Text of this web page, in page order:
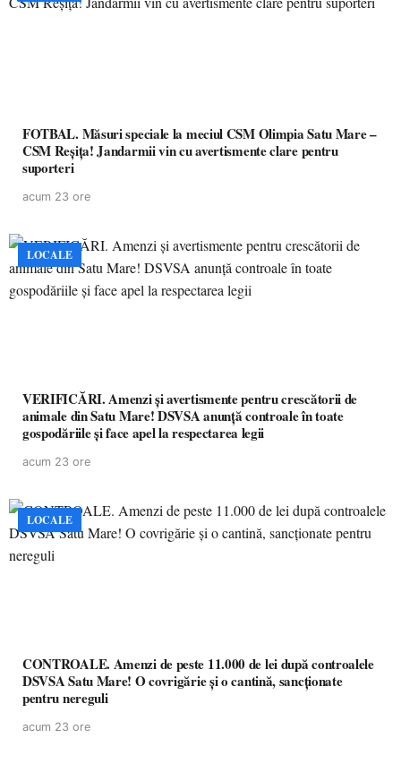
FOTBAL. Măsuri speciale la meciul CSM Olimpia Satu Mare –
CSM Reșița! Jandarmii vin cu avertismente clare pentru
suporteri
acum 23 ore
LOCALE
VERIFICĂRI. Amenzi și avertismente pentru crescătorii de
animale din Satu Mare! DSVSA anunță controale în toate
gospodăriile și face apel la respectarea legii
acum 23 ore
LOCALE
CONTROALE. Amenzi de peste 11.000 de lei după controalele
DSVSA Satu Mare! O covrigărie și o cantină, sancționate
pentru nereguli
acum 23 ore